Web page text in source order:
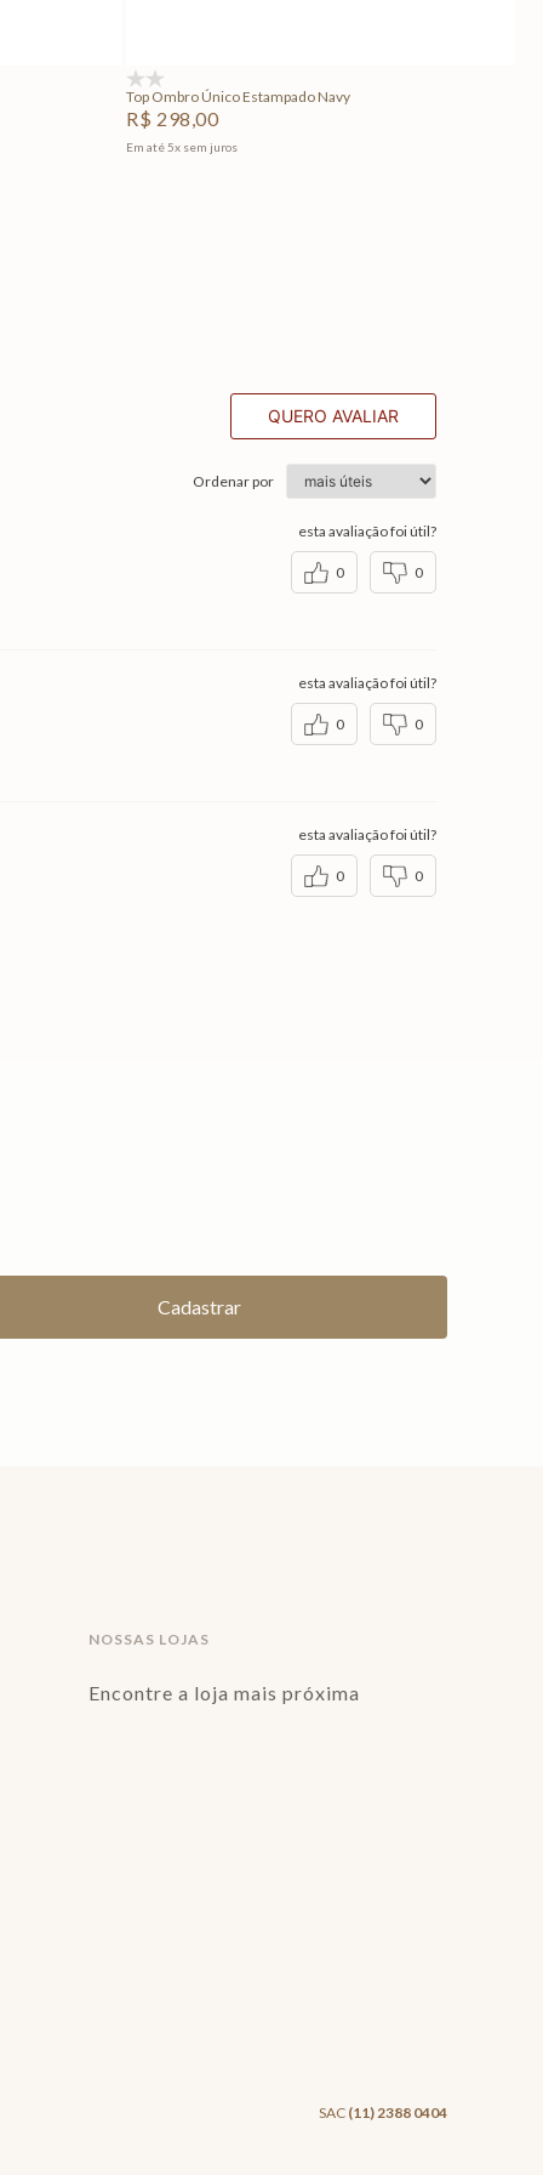
Top Ombro Único Estampado Navy
R$ 298,00
Em até 5x sem juros
QUERO AVALIAR
Ordenar por
esta avaliação foi útil?
0 0
esta avaliação foi útil?
0 0
esta avaliação foi útil?
0 0
NOSSAS LOJAS
Encontre a loja mais próxima
SAC (11) 2388 0404